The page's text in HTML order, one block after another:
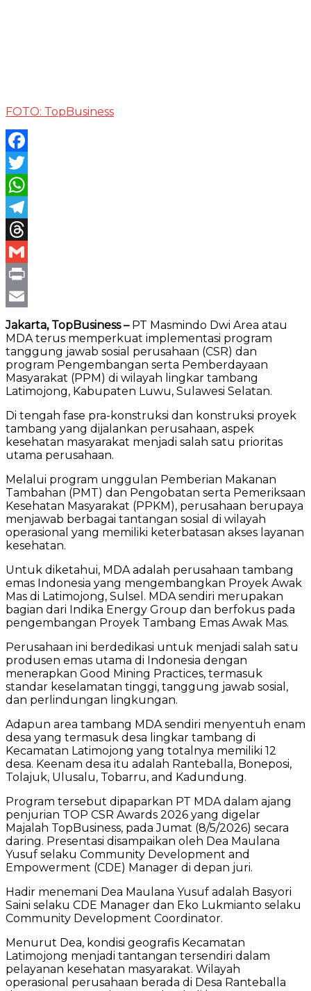
FOTO: TopBusiness
Facebook
Twitter
WhatsApp
Telegram
Threads
Gmail
Print
Email
Jakarta, TopBusiness –PT Masmindo Dwi Area atau
MDA terus memperkuat implementasi program
tanggung jawab sosial perusahaan (CSR) dan
program Pengembangan serta Pemberdayaan
Masyarakat (PPM) di wilayah lingkar tambang
Latimojong, Kabupaten Luwu, Sulawesi Selatan.
Di tengah fase pra-konstruksi dan konstruksi proyek
tambang yang dijalankan perusahaan, aspek
kesehatan masyarakat menjadi salah satu prioritas
utama perusahaan.
Melalui program unggulan Pemberian Makanan
Tambahan (PMT) dan Pengobatan serta Pemeriksaan
Kesehatan Masyarakat (PPKM), perusahaan berupaya
menjawab berbagai tantangan sosial di wilayah
operasional yang memiliki keterbatasan akses layanan
kesehatan.
Untuk diketahui, MDA adalah perusahaan tambang
emas Indonesia yang mengembangkan Proyek Awak
Mas di Latimojong, Sulsel. MDA sendiri merupakan
bagian dari Indika Energy Group dan berfokus pada
pengembangan Proyek Tambang Emas Awak Mas.
Perusahaan ini berdedikasi untuk menjadi salah satu
produsen emas utama di Indonesia dengan
menerapkan Good Mining Practices, termasuk
standar keselamatan tinggi, tanggung jawab sosial,
dan perlindungan lingkungan.
Adapun area tambang MDA sendiri menyentuh enam
desa yang termasuk desa lingkar tambang di
Kecamatan Latimojong yang totalnya memiliki 12
desa. Keenam desa itu adalah Ranteballa, Boneposi,
Tolajuk, Ulusalu, Tobarru, and Kadundung.
Program tersebut dipaparkan PT MDA dalam ajang
penjurian TOP CSR Awards 2026 yang digelar
Majalah TopBusiness, pada Jumat (8/5/2026) secara
daring. Presentasi disampaikan oleh Dea Maulana
Yusuf selaku Community Development and
Empowerment (CDE) Manager di depan juri.
Hadir menemani Dea Maulana Yusuf adalah Basyori
Saini selaku CDE Manager dan Eko Lukmianto selaku
Community Development Coordinator.
Menurut Dea, kondisi geografis Kecamatan
Latimojong menjadi tantangan tersendiri dalam
pelayanan kesehatan masyarakat. Wilayah
operasional perusahaan berada di Desa Ranteballa